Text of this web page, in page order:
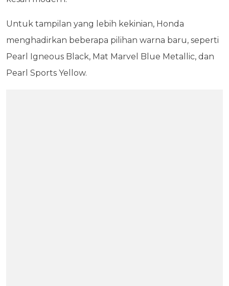
Untuk tampilan yang lebih kekinian, Honda
menghadirkan beberapa pilihan warna baru, seperti
Pearl Igneous Black, Mat Marvel Blue Metallic, dan
Pearl Sports Yellow.